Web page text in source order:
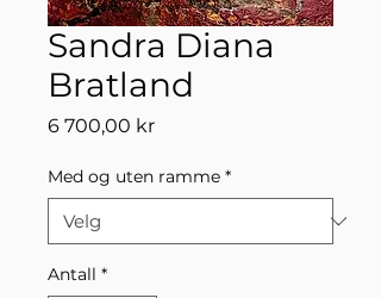
Sandra Diana
Bratland
6 700,00 krPris
Med og uten ramme *
Antall *